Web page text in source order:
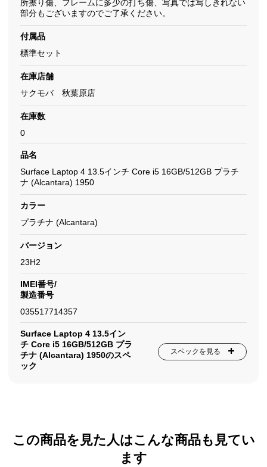
所擦り傷、フレームに多少の打ち傷、写真では写しきれない
部分もございますのでご了承ください。
付属品
標準セット
在庫店舗
サクモバ 秋葉原店
在庫数
0
品名
Surface Laptop 4 13.5インチ Core i5 16GB/512GB プラチ
ナ (Alcantara) 1950
カラー
プラチナ (Alcantara)
バージョン
23H2
IMEI番号/
製造番号
035517714357
Surface Laptop 4 13.5イン
チ Core i5 16GB/512GB プラ
チナ (Alcantara) 1950のスペ
ック
スペックを見る
この商品を見た人はこんな商品も見てい
ます